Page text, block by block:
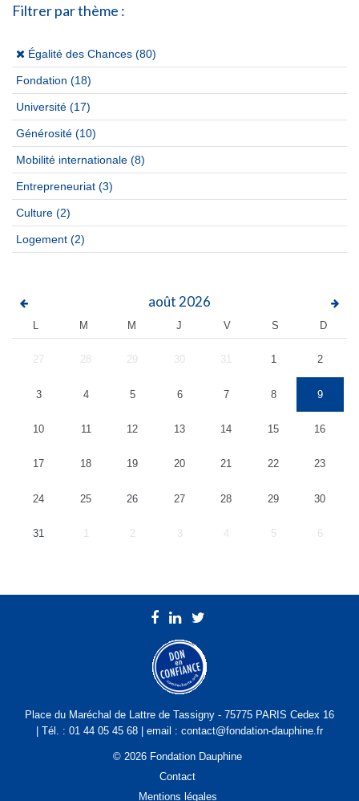
Filtrer par thème :
(x)
Égalité des Chances (80)
Fondation (18)
Université (17)
Générosité (10)
Mobilité internationale (8)
Entrepreneuriat (3)
Culture (2)
Logement (2)
août 2026
L M M J V S D
27 28 29 30 31 1 2
3 4 5 6 7 8 9
10 11 12 13 14 15 16
17 18 19 20 21 22 23
24 25 26 27 28 29 30
31 1 2 3 4 5 6
Place du Maréchal de Lattre de Tassigny - 75775 PARIS Cedex 16
| Tél. : 01 44 05 45 68 | email : contact@fondation-dauphine.fr
© 2026 Fondation Dauphine
Contact
Mentions légales